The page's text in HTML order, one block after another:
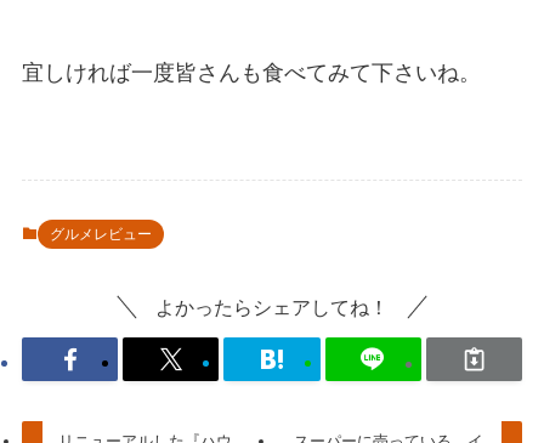
宜しければ一度皆さんも食べてみて下さいね。
グルメレビュー
よかったらシェアしてね！